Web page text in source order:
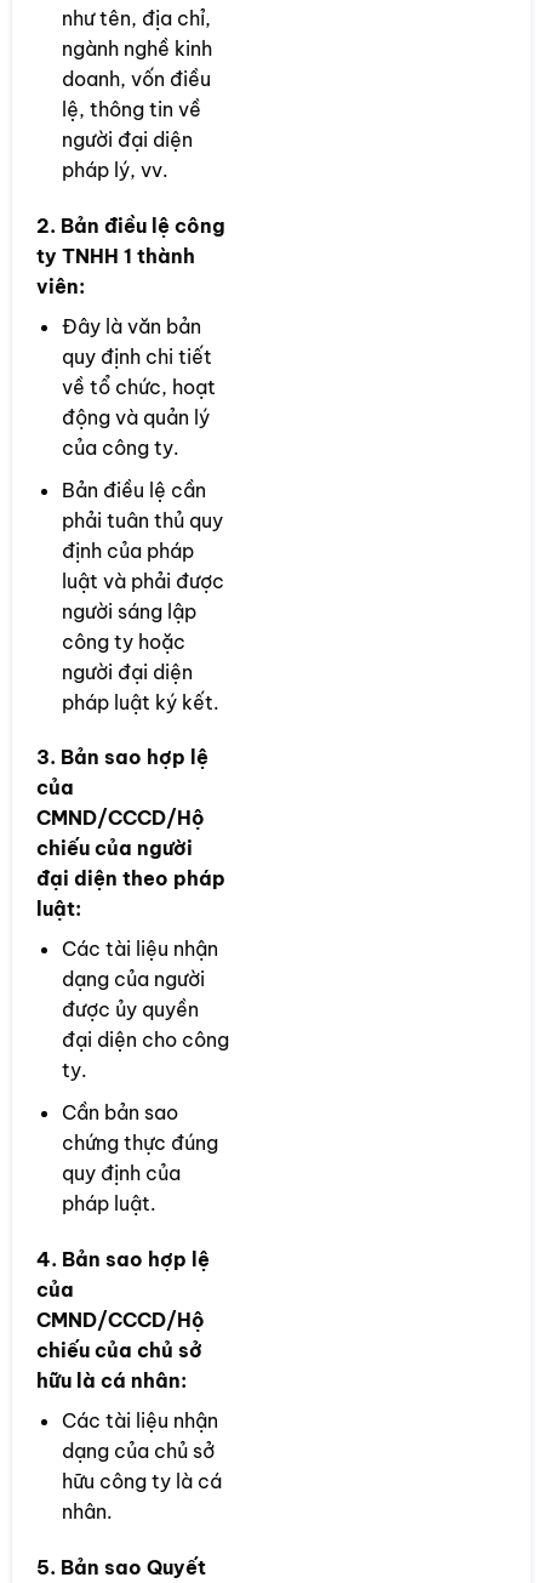
như tên, địa chỉ,
ngành nghề kinh
doanh, vốn điều
lệ, thông tin về
người đại diện
pháp lý, vv.
2. Bản điều lệ công
ty TNHH 1 thành
viên:
Đây là văn bản
quy định chi tiết
về tổ chức, hoạt
động và quản lý
của công ty.
Bản điều lệ cần
phải tuân thủ quy
định của pháp
luật và phải được
người sáng lập
công ty hoặc
người đại diện
pháp luật ký kết.
3. Bản sao hợp lệ
của
CMND/CCCD/Hộ
chiếu của người
đại diện theo pháp
luật:
Các tài liệu nhận
dạng của người
được ủy quyền
đại diện cho công
ty.
Cần bản sao
chứng thực đúng
quy định của
pháp luật.
4. Bản sao hợp lệ
của
CMND/CCCD/Hộ
chiếu của chủ sở
hữu là cá nhân:
Các tài liệu nhận
dạng của chủ sở
hữu công ty là cá
nhân.
5. Bản sao Quyết